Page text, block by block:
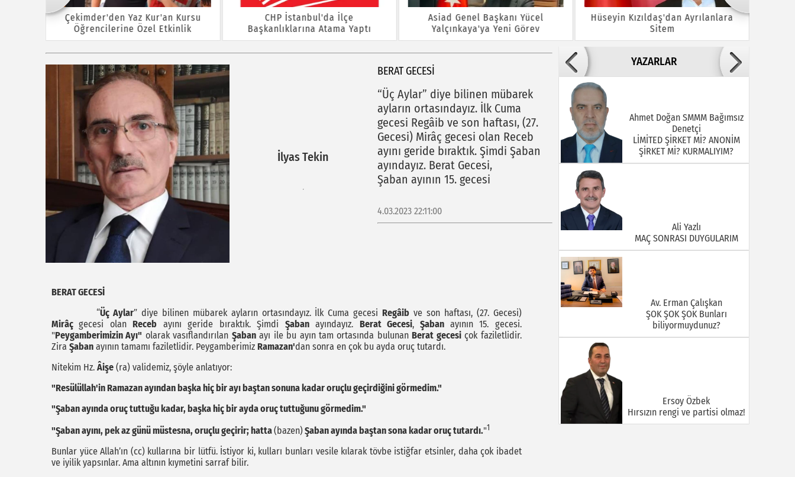
Çekimder'den Yaz Kur'an Kursu
Öğrencilerine Özel Etkinlik
CHP İstanbul'da İlçe
Başkanlıklarına Atama Yaptı
Asiad Genel Başkanı Yücel
Yalçınkaya'ya Yeni Görev
Hüseyin Kızıldaş'dan Ayrılanlara
Sitem
İlyas Tekin
BERAT GECESİ
“Üç Aylar” diye bilinen mübarek
ayların ortasındayız. İlk Cuma
gecesi Regâib ve son haftası, (27.
Gecesi) Mirâç gecesi olan Receb
ayını geride bıraktık. Şimdi Şaban
ayındayız. Berat Gecesi,
Şaban ayının 15. gecesi
4.03.2023 22:11:00
BERAT GECESİ
“Üç Aylar” diye bilinen mübarek ayların ortasındayız. İlk Cuma gecesiRegâib ve son haftası, (27. Gecesi)
Mirâçgecesi olanReceb ayını geride bıraktık. Şimdi Şabanayındayız. Berat Gecesi,Şaban ayının 15. gecesi.
"Peygamberimizin Ayı" olarak vasıflandırılan Şabanayı ile bu ayın tam ortasında bulunanBerat gecesiçok faziletlidir.
Zira Şaban ayının tamamı faziletlidir. Peygamberimiz Ramazan'dan sonra en çok bu ayda oruç tutardı.
Nitekim Hz. Âişe (ra) validemiz, şöyle anlatıyor:
"Resülüllah'in Ramazan ayından başka hiç bir ayı baştan sonuna kadar oruçlu geçirdiğini görmedim."
"Şaban ayında oruç tuttuğu kadar, başka hiç bir ayda oruç tuttuğunu görmedim."
"Şaban ayını, pek az günü müstesna, oruçlu geçirir; hatta(bazen)Şaban ayında baştan sona kadar oruç tutardı."1
Bunlar yüce Allah’ın (cc) kullarına bir lütfü. İstiyor ki, kulları bunları vesile kılarak tövbe istiğfar etsinler, daha çok ibadet
ve iyilik yapsınlar. Ama altının kıymetini sarraf bilir.
YAZARLAR
Ahmet Doğan SMMM Bağımsız
Denetçi
LİMİTED ŞİRKET Mİ? ANONİM
ŞİRKET Mİ? KURMALIYIM?
Ali Yazlı
MAÇ SONRASI DUYGULARIM
Av. Erman Çalışkan
ŞOK ŞOK ŞOK Bunları
biliyormuydunuz?
Ersoy Özbek
Hırsızın rengi ve partisi olmaz!